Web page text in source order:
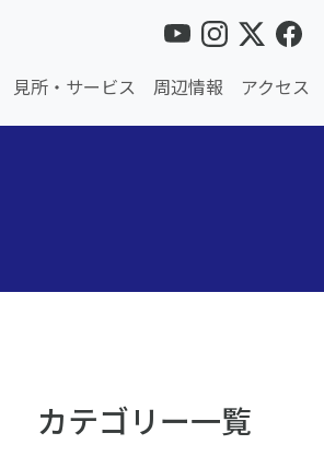
見所・サービス 周辺情報 アクセス
カテゴリー一覧